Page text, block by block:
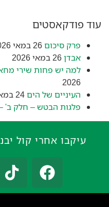
עוד פודקאסטים
פרק סיכום26 במאי 2026
אבדן26 במאי 2026
למה יש פחות שירי
2026
העיניים של הים24 במאי 2026
פלגות הבטש – חלק ב'
עיקבו אחרי קול